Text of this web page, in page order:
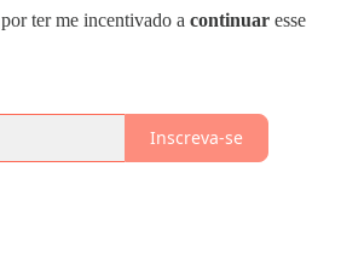
por ter me incentivado a continuar esse
Inscreva-se